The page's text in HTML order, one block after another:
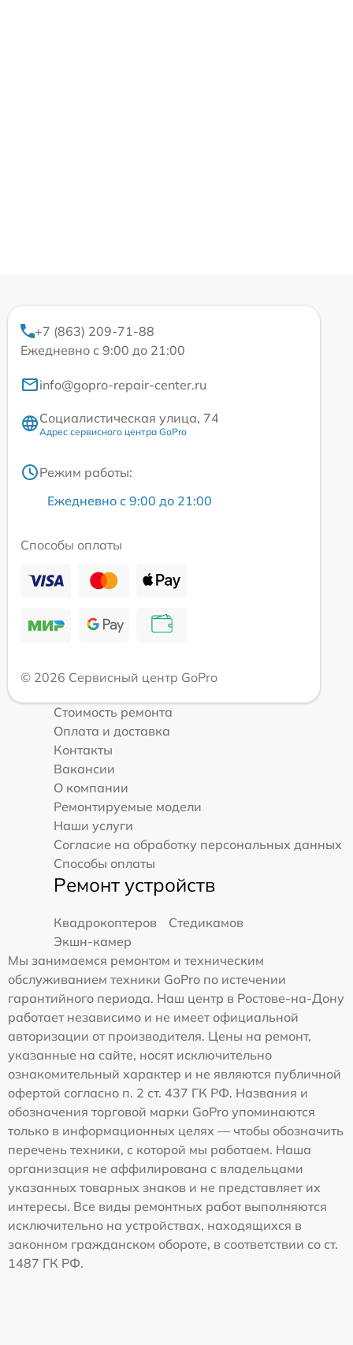
+7 (863) 209-71-88
Ежедневно с 9:00 до 21:00
info@gopro-repair-center.ru
Социалистическая улица, 74
Адрес сервисного центра GoPro
Режим работы:
Ежедневно с 9:00 до 21:00
Способы оплаты
© 2026 Сервисный центр GoPro
Стоимость ремонта
Оплата и доставка
Контакты
Вакансии
О компании
Ремонтируемые модели
Наши услуги
Согласие на обработку персональных данных
Способы оплаты
Ремонт устройств
Квадрокоптеров
Стедикамов
Экшн-камер
Мы занимаемся ремонтом и техническим
обслуживанием техники GoPro по истечении
гарантийного периода. Наш центр в Ростове-на-Дону
работает независимо и не имеет официальной
авторизации от производителя. Цены на ремонт,
указанные на сайте, носят исключительно
ознакомительный характер и не являются публичной
офертой согласно п. 2 ст. 437 ГК РФ. Названия и
обозначения торговой марки GoPro упоминаются
только в информационных целях — чтобы обозначить
перечень техники, с которой мы работаем. Наша
организация не аффилирована с владельцами
указанных товарных знаков и не представляет их
интересы. Все виды ремонтных работ выполняются
исключительно на устройствах, находящихся в
законном гражданском обороте, в соответствии со ст.
1487 ГК РФ.